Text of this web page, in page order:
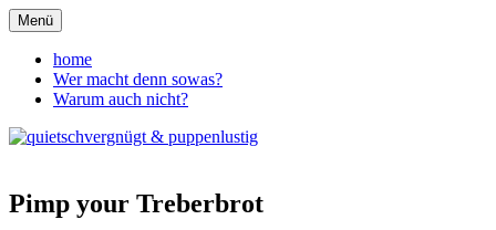
Zum
Inhalt
springen
quietschvergnügt &
puppenlustig
Menü
home
Wer macht denn sowas?
Warum auch nicht?
Pimp your Treberbrot